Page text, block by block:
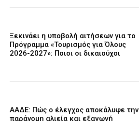
Ξεκινάει η υποβολή αιτήσεων για το
Πρόγραμμα «Τουρισμός για Όλους
2026-2027»: Ποιοι οι δικαιούχοι
ΑΑΔΕ: Πώς ο έλεγχος αποκάλυψε την
παράνομη αλιεία και εξαγωγή